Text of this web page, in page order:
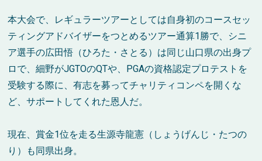
本大会で、レギュラーツアーとしては自身初のコースセッ
ティングアドバイザーをつとめるツアー通算1勝で、シニ
ア選手の広田悟（ひろた・さとる）は同じ山口県の出身プ
ロで、細野がJGTOのQTや、PGAの資格認定プロテストを
受験する際に、有志を募ってチャリティコンペを開くな
ど、サポートしてくれた恩人だ。
現在、賞金1位を走る生源寺龍憲（しょうげんじ・たつの
り）も同県出身。